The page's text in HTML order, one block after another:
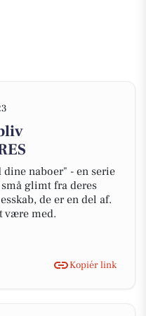
dine naboer" - en serie
glimt fra deres
de er en del af.
være med.
Kopiér link